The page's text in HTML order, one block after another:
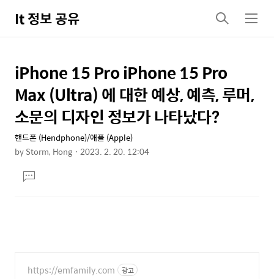
It 정보 공유
검
색
메
뉴
상
세
컨
텐
츠
본
문
제
목
iPhone 15 Pro iPhone 15 Pro
Max (Ultra) 에 대한 예상, 예측, 루머,
소문의 디자인 정보가 나타났다?
핸드폰 (Hendphone)/애플 (Apple)
byStorm, Hong 2023. 2. 20. 12:04
문댓
글
https://emfamily.com 광고